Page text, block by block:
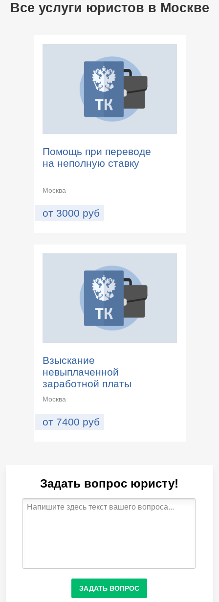
Все услуги юристов в Москве
Помощь при переводе
на неполную ставку
Москва
от 3000 руб
Взыскание
невыплаченной
заработной платы
Москва
от 7400 руб
Задать вопрос юристу!
ЗАДАТЬ ВОПРОС